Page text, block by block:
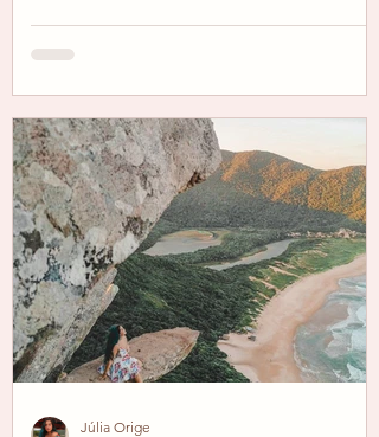
Júlia Orige